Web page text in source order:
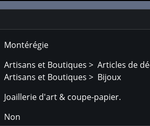
Montérégie
Artisans et Boutiques > Articles de
Artisans et Boutiques > Bijoux
Joaillerie d'art & coupe-papier.
Non